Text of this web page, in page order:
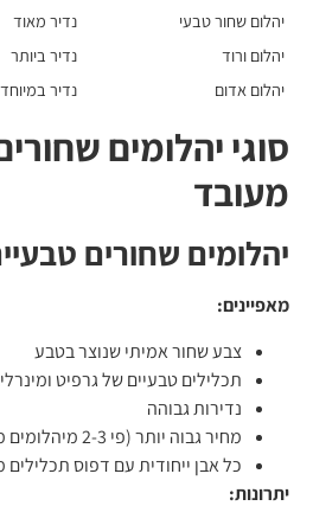
יהלום שחור טבעי
נדיר מאוד
יהלום ורוד
נדיר ביותר
יהלום אדום
נדיר במיוחד
סוגי יהלומים
מעובד
יהלומים שחורים
מאפיינים:
צבע שחור אמיתי שנוצר בטבע
תכלילים טבעיים של גרפיט
נדירות גבוהה
מחיר גבוה יותר (פי 2-3 מיהלומים מעובדים)
כל אבן ייחודית עם דפוס
יתרונות: